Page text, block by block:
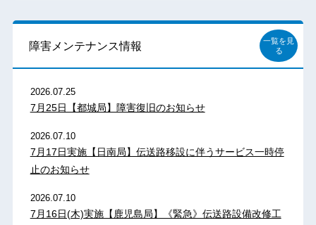
障害メンテナンス情報
一覧を見
る
2026.07.25
7月25日【都城局】障害復旧のお知らせ
2026.07.10
7月17日実施【日南局】伝送路移設に伴うサービス一時停
止のお知らせ
2026.07.10
7月16日(木)実施【鹿児島局】《緊急》伝送路設備改修工